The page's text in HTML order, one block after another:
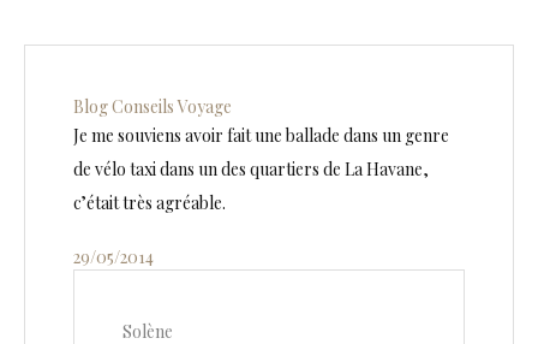
Blog Conseils Voyage
Je me souviens avoir fait une ballade dans un genre
de vélo taxi dans un des quartiers de La Havane,
c’était très agréable.
29/05/2014
Solène